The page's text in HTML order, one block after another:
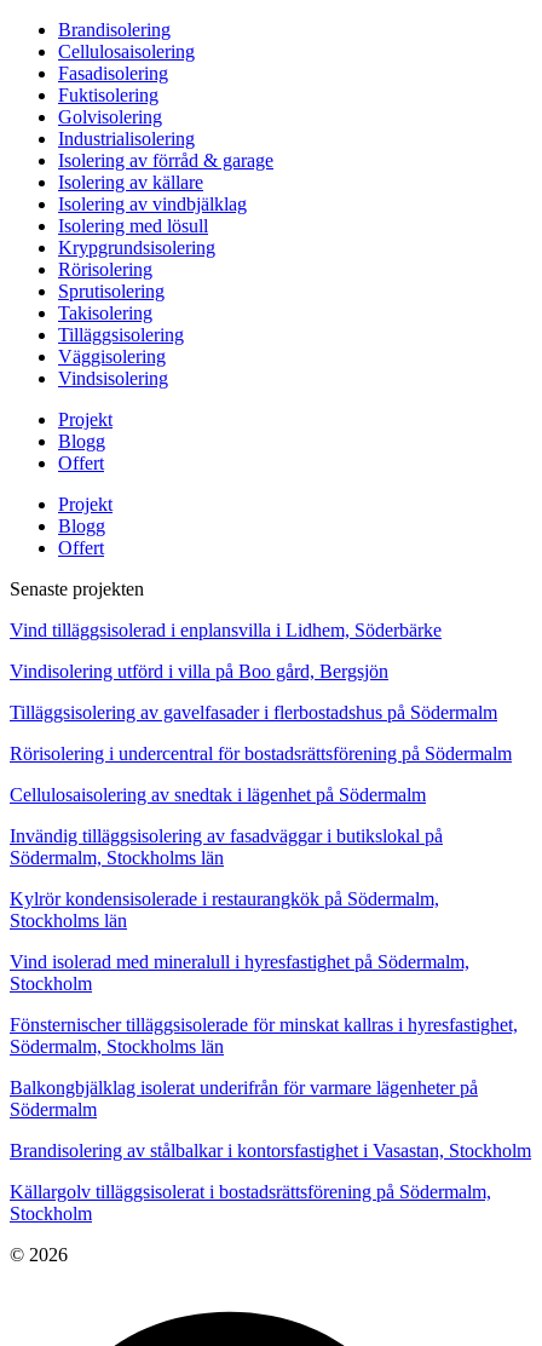
Brandisolering
Cellulosaisolering
Fasadisolering
Fuktisolering
Golvisolering
Industrialisolering
Isolering av förråd & garage
Isolering av källare
Isolering av vindbjälklag
Isolering med lösull
Krypgrundsisolering
Rörisolering
Sprutisolering
Takisolering
Tilläggsisolering
Väggisolering
Vindsisolering
Projekt
Blogg
Offert
Projekt
Blogg
Offert
Senaste projekten
Vind tilläggsisolerad i enplansvilla i Lidhem, Söderbärke
Vindisolering utförd i villa på Boo gård, Bergsjön
Tilläggsisolering av gavelfasader i flerbostadshus på Södermalm
Rörisolering i undercentral för bostadsrättsförening på Södermalm
Cellulosaisolering av snedtak i lägenhet på Södermalm
Invändig tilläggsisolering av fasadväggar i butikslokal på
Södermalm, Stockholms län
Kylrör kondensisolerade i restaurangkök på Södermalm,
Stockholms län
Vind isolerad med mineralull i hyresfastighet på Södermalm,
Stockholm
Fönsternischer tilläggsisolerade för minskat kallras i hyresfastighet,
Södermalm, Stockholms län
Balkongbjälklag isolerat underifrån för varmare lägenheter på
Södermalm
Brandisolering av stålbalkar i kontorsfastighet i Vasastan, Stockholm
Källargolv tilläggsisolerat i bostadsrättsförening på Södermalm,
Stockholm
© 2026